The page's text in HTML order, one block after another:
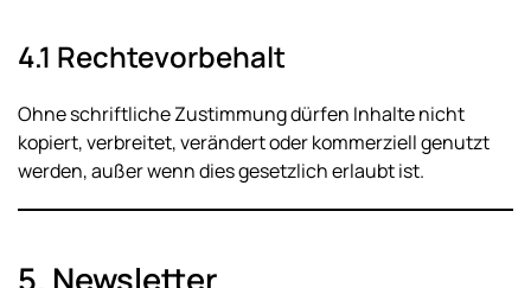
4.1 Rechtevorbehalt
Ohne schriftliche Zustimmung dürfen Inhalte nicht
kopiert, verbreitet, verändert oder kommerziell genutzt
werden, außer wenn dies gesetzlich erlaubt ist.
5. Newsletter